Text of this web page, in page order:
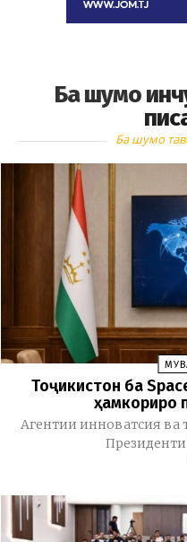
Ба шумо
Ба шумо
Тоҷикистон ба
ҳамкориро
Агентии инноватсия ва